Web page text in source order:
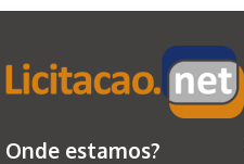
Onde estamos?